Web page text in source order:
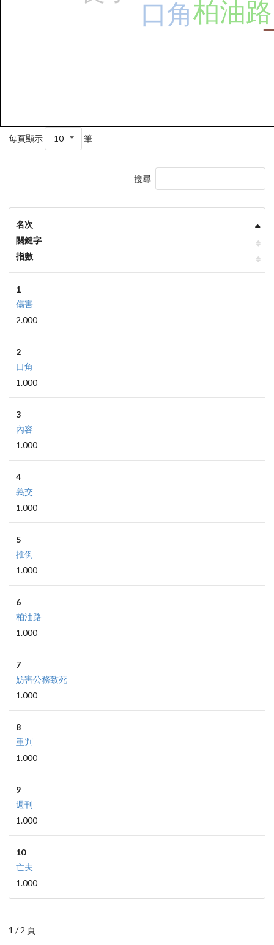
口角柏油路
每頁顯示 10 筆
搜尋
名次
關鍵字
指數
1
傷害
2.000
2
口角
1.000
3
內容
1.000
4
義交
1.000
5
推倒
1.000
6
柏油路
1.000
7
妨害公務致死
1.000
8
重判
1.000
9
週刊
1.000
10
亡夫
1.000
1 / 2 頁